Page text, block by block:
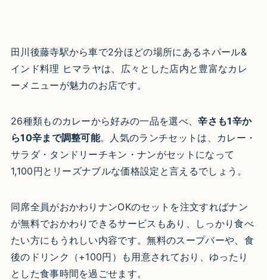
田川後藤寺駅から車で2分ほどの場所にあるネパール&
インド料理 ヒマラヤは、広々とした店内と豊富なカレ
ーメニューが魅力のお店です。
26種類ものカレーから好みの一品を選べ、辛さも1辛か
ら10辛まで調整可能。人気のランチセットは、カレー・
サラダ・タンドリーチキン・ナンがセットになって
1,100円とリーズナブルな価格設定と言えるでしょう。
同席全員がおかわりナンOKのセットを注文すればナン
が無料でおかわりできるサービスもあり、しっかり食べ
たい方にもうれしい内容です。無料のスープバーや、食
後のドリンク（+100円）も用意されており、ゆったり
とした食事時間を過ごせます。​